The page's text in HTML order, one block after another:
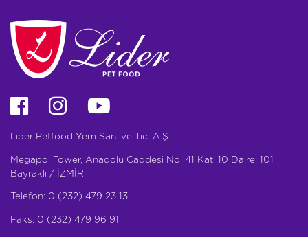
Lider Petfood Yem San. ve Tic. A.Ş.
Megapol Tower, Anadolu Caddesi No: 41 Kat: 10 Daire: 101
Bayraklı / İZMİR
Telefon: 0 (232) 479 23 13
Faks: 0 (232) 479 96 91